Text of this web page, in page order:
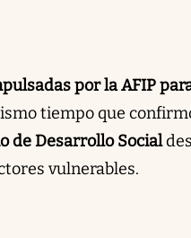
por la AFIP
tiempo que
de Desarrollo Social
vulnerables.